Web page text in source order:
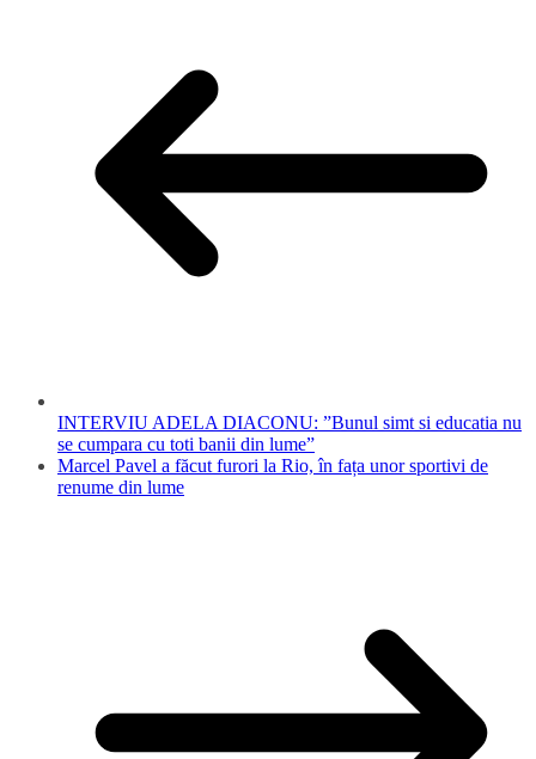
INTERVIU ADELA DIACONU: ”Bunul simt si educatia nu
se cumpara cu toti banii din lume”
Marcel Pavel a făcut furori la Rio, în fața unor sportivi de
renume din lume